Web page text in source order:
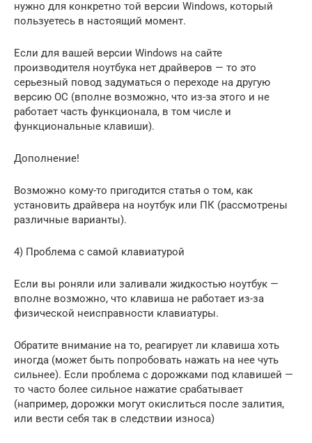
нужно для конкретно той версии Windows, который
пользуетесь в настоящий момент.
Если для вашей версии Windows на сайте
производителя ноутбука нет драйверов — то это
серьезный повод задуматься о переходе на другую
версию ОС (вполне возможно, что из-за этого и не
работает часть функционала, в том числе и
функциональные клавиши).
Дополнение!
Возможно кому-то пригодится статья о том, как
установить драйвера на ноутбук или ПК (рассмотрены
различные варианты).
4) Проблема с самой клавиатурой
Если вы роняли или заливали жидкостью ноутбук —
вполне возможно, что клавиша не работает из-за
физической неисправности клавиатуры.
Обратите внимание на то, реагирует ли клавиша хоть
иногда (может быть попробовать нажать на нее чуть
сильнее). Если проблема с дорожками под клавишей —
то часто более сильное нажатие срабатывает
(например, дорожки могут окислиться после залития,
или вести себя так в следствии износа)